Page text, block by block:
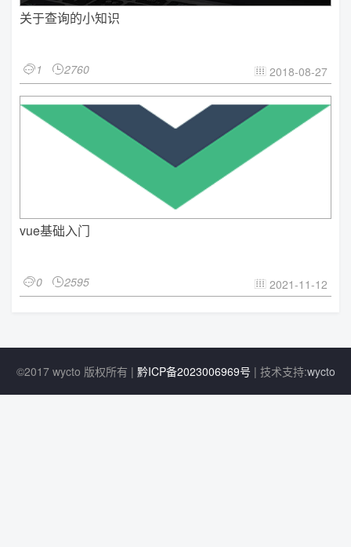
关于查询的小知识
1 2760  2018-08-27
vue基础入门
0 2595  2021-11-12
©2017 wycto 版权所有 | 黔ICP备2023006969号 | 技术支持:wycto